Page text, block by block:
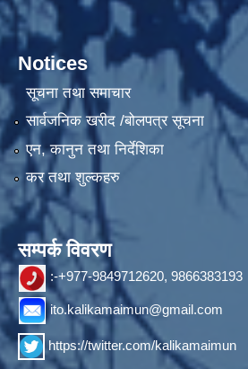
Notices
सूचना तथा समाचार
सार्वजनिक खरीद /बोलपत्र सूचना
एन, कानुन तथा निर्देशिका
कर तथा शुल्कहरु
सम्पर्क विवरण
:-+977-9849712620, 9866383193
ito.kalikamaimun@gmail.com
https://twitter.com/kalikamaimun